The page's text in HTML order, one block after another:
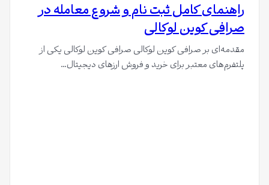
راهنمای کامل ثبت‌ نام و شروع معامله در
صرافی کوین لوکالی
مقدمه‌ای بر صرافی کوین لوکالی صرافی کوین لوکالی یکی از
پلتفرم‌های معتبر برای خرید و فروش ارزهای دیجیتال…